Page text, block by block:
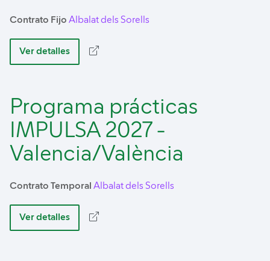
Contrato Fijo Albalat dels Sorells
Ver detalles
Programa prácticas
IMPULSA 2027 -
Valencia/València
Contrato Temporal Albalat dels Sorells
Ver detalles